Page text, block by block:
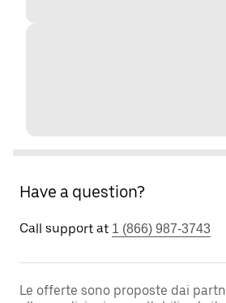
Have a question?
Call support at 1 (866) 987-3743
Le offerte sono proposte dai